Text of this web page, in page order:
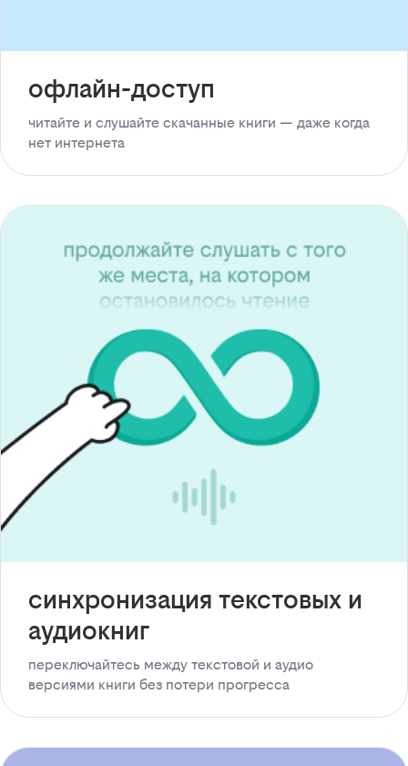
офлайн-доступ
читайте и слушайте скачанные книги — даже когда
нет интернета
синхронизация текстовых и
аудиокниг
переключайтесь между текстовой и аудио
версиями книги без потери прогресса